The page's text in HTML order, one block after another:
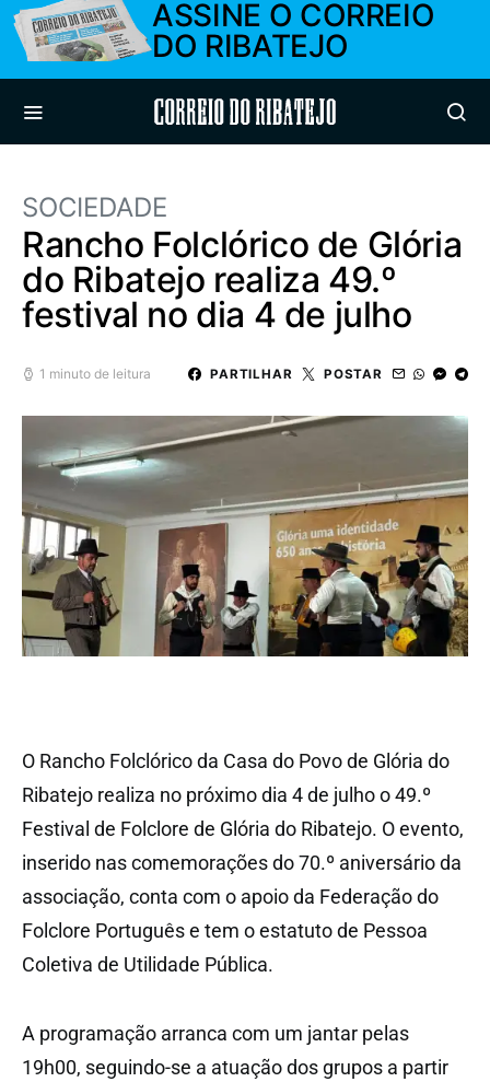
ASSINE O CORREIO
DO RIBATEJO
Correio do Ribatejo
SOCIEDADE
Rancho Folclórico de Glória
do Ribatejo realiza 49.º
festival no dia 4 de julho
1 minuto de leitura PARTILHAR POSTAR
O Rancho Folclórico da Casa do Povo de Glória do
Ribatejo realiza no próximo dia 4 de julho o 49.º
Festival de Folclore de Glória do Ribatejo. O evento,
inserido nas comemorações do 70.º aniversário da
associação, conta com o apoio da Federação do
Folclore Português e tem o estatuto de Pessoa
Coletiva de Utilidade Pública.
A programação arranca com um jantar pelas
19h00, seguindo-se a atuação dos grupos a partir